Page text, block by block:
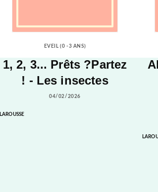
EVEIL (0 -3 ANS)
1, 2, 3... Prêts ?Partez
! - Les insectes
04/02/2026
LAROUSSE